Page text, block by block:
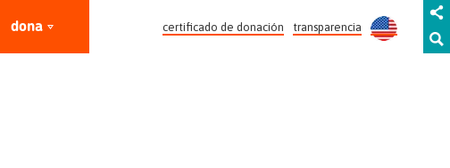
dona transparencia
certificado de donación